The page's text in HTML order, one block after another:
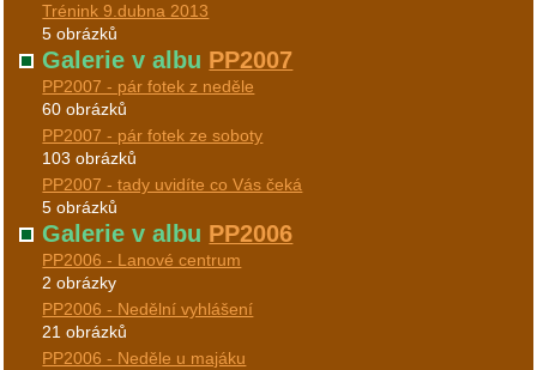
Trénink 9.dubna 2013
5 obrázků
Galerie v albu PP2007
PP2007 - pár fotek z neděle
60 obrázků
PP2007 - pár fotek ze soboty
103 obrázků
PP2007 - tady uvidíte co Vás čeká
5 obrázků
Galerie v albu PP2006
PP2006 - Lanové centrum
2 obrázky
PP2006 - Nedělní vyhlášení
21 obrázků
PP2006 - Neděle u majáku